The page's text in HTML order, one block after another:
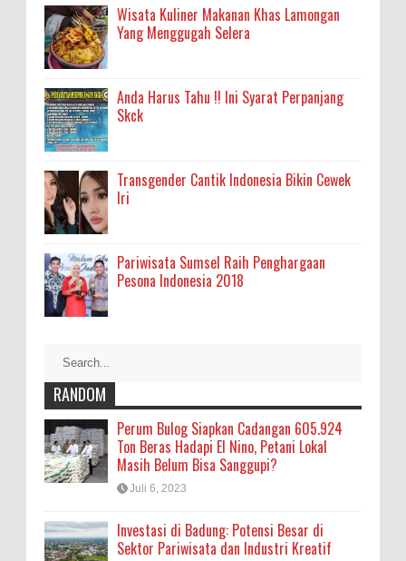
Wisata Kuliner Makanan Khas Lamongan
Yang Menggugah Selera
Anda Harus Tahu !! Ini Syarat Perpanjang
Skck
Transgender Cantik Indonesia Bikin Cewek
Iri
Pariwisata Sumsel Raih Penghargaan
Pesona Indonesia 2018
RANDOM
Perum Bulog Siapkan Cadangan 605.924
Ton Beras Hadapi El Nino, Petani Lokal
Masih Belum Bisa Sanggupi?
Juli 6, 2023
Investasi di Badung: Potensi Besar di
Sektor Pariwisata dan Industri Kreatif